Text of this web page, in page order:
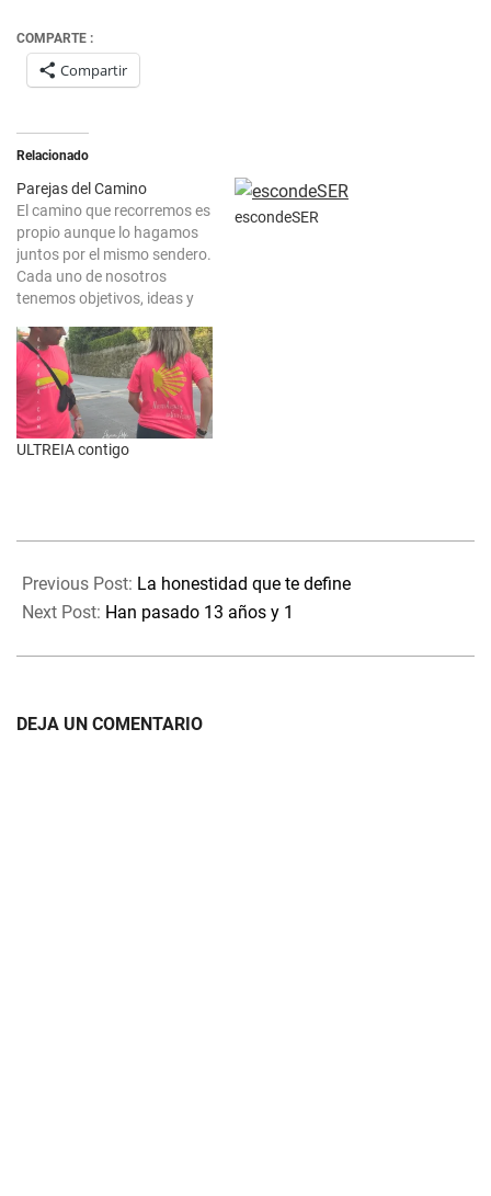
COMPARTE :
Compartir
Relacionado
Parejas del Camino
El camino que recorremos es
propio aunque lo hagamos
juntos por el mismo sendero.
Cada uno de nosotros
tenemos objetivos, ideas y
proposición que se nos
plantea la reacción es
determinada y determinante
según la ocasión en sí, la
manera, el estado personal y
los…
escondeSER
ULTREIA contigo
07-
27
Previous Post: La honestidad que te define
Next Post: Han pasado 13 años y 1
DEJA UN COMENTARIO